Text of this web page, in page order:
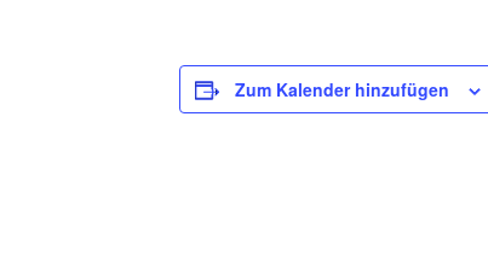
Zum Kalender hinzufügen